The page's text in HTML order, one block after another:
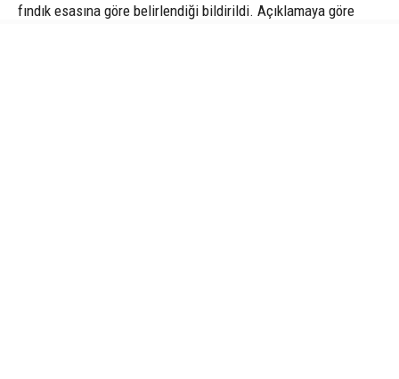
fındık esasına göre belirlendiği bildirildi. Açıklamaya göre